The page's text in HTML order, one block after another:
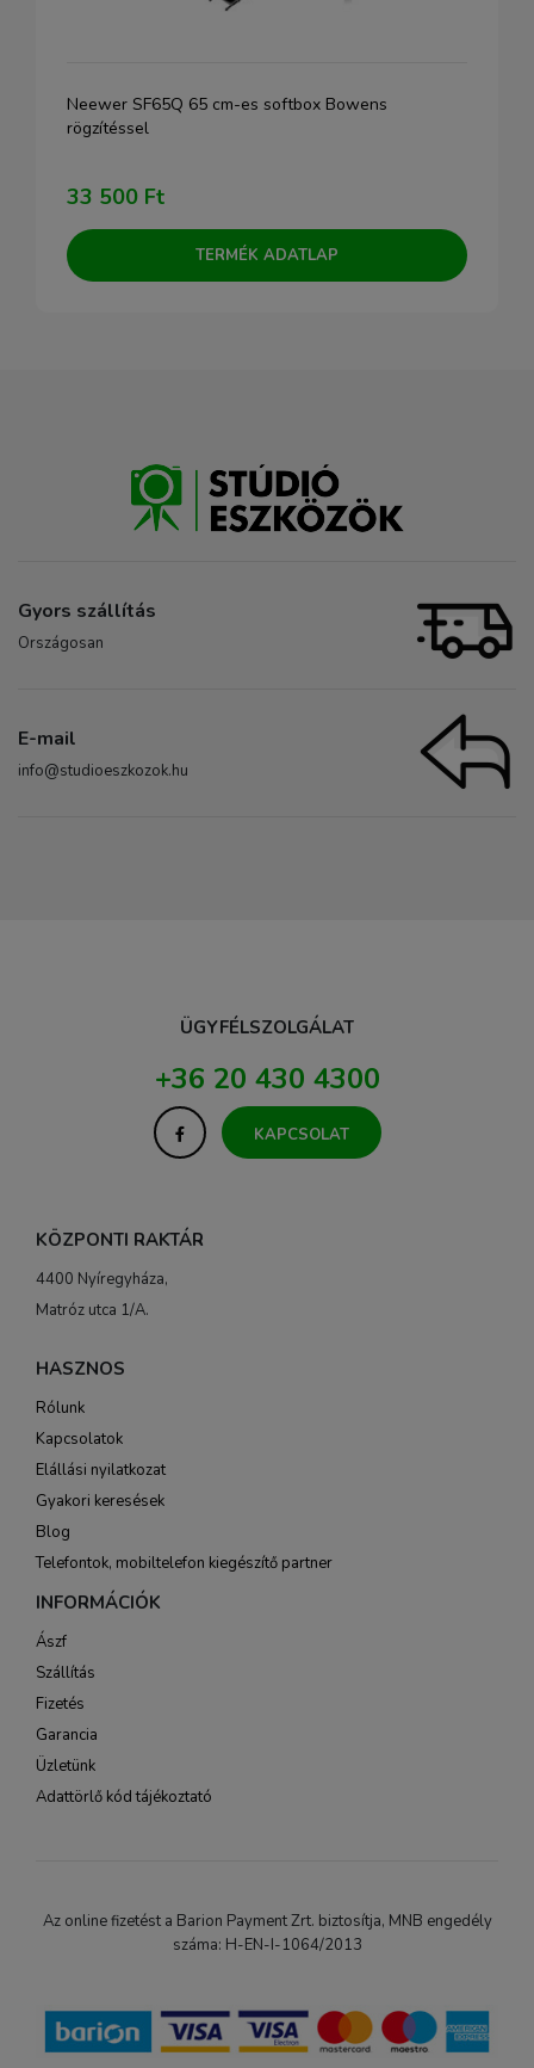
Neewer SF65Q 65 cm-es softbox Bowens
rögzítéssel
33 500 Ft
TERMÉK ADATLAP
Gyors szállítás
Országosan
E-mail
info@studioeszkozok.hu
ÜGYFÉLSZOLGÁLAT
+36 20 430 4300
KAPCSOLAT
KÖZPONTI RAKTÁR
4400 Nyíregyháza,
Matróz utca 1/A.
HASZNOS
Rólunk
Kapcsolatok
Elállási nyilatkozat
Gyakori keresések
Blog
Telefontok, mobiltelefon kiegészítő partner
INFORMÁCIÓK
Ászf
Szállítás
Fizetés
Garancia
Üzletünk
Adattörlő kód tájékoztató
Az online fizetést a Barion Payment Zrt. biztosítja, MNB engedély
száma: H-EN-I-1064/2013